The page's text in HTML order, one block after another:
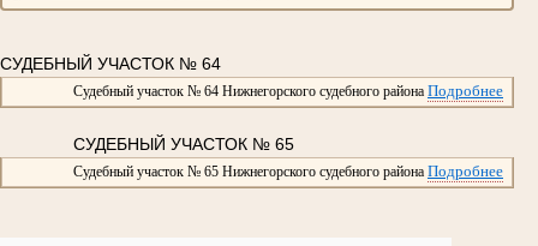
СУДЕБНЫЙ УЧАСТОК № 64
Судебный участок № 64 Нижнегорского судебного района Подробнее
СУДЕБНЫЙ УЧАСТОК № 65
Судебный участок № 65 Нижнегорского судебного района Подробнее